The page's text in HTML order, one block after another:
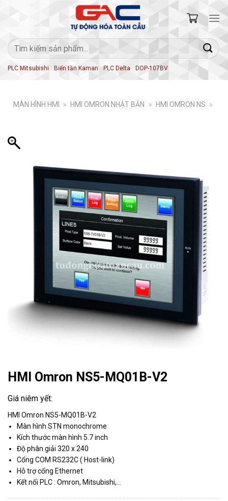
Tìm
kiếm:
PLC Mitsubishi Biến tần Kaman PLC Delta DOP-107BV
MÀN HÌNH HMI » HMI OMRON NHẬT BẢN » HMI OMRON NS »
HMI Omron NS5-MQ01B-V2
HMI Omron NS5-MQ01B-V2
Màn hình STN monochrome
Kích thước màn hình 5.7 inch
Độ phân giải 320 x 240
Cổng COM RS232C ( Host-link)
Hỗ trợ cổng Ethernet
Kết nối PLC : Omron, Mitsubishi,…